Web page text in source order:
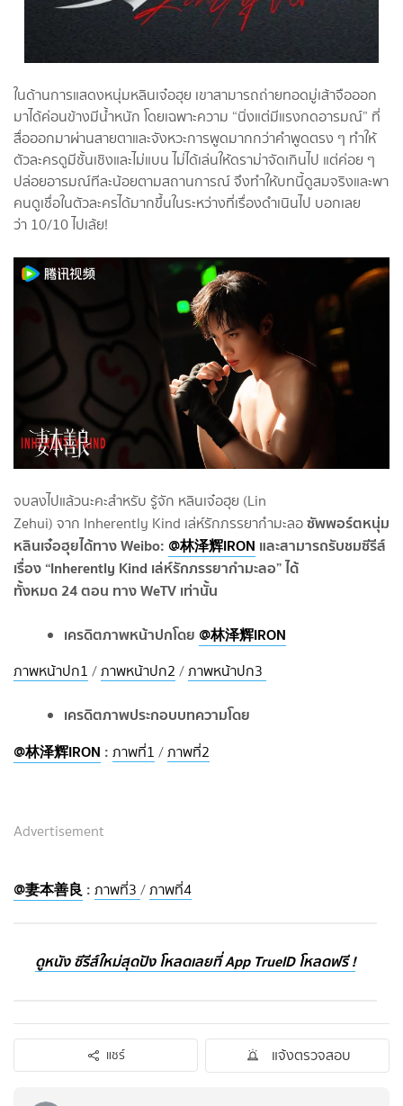
ในด้านการแสดงหนุ่มหลินเจ๋อฮุย เขาสามารถถ่ายทอดมู่เส้าจือออก
มาได้ค่อนข้างมีน้ำหนัก โดยเฉพาะความ “นิ่งแต่มีแรงกดอารมณ์” ที่
สื่อออกมาผ่านสายตาและจังหวะการพูดมากกว่าคำพูดตรง ๆ ทำให้
ตัวละครดูมีชั้นเชิงและไม่แบน ไม่ได้เล่นให้ดราม่าจัดเกินไป แต่ค่อย ๆ
ปล่อยอารมณ์ทีละน้อยตามสถานการณ์ จึงทำให้บทนี้ดูสมจริงและพา
คนดูเชื่อในตัวละครได้มากขึ้นในระหว่างที่เรื่องดำเนินไป บอกเลย
ว่า 10/10 ไปเล้ย!
จบลงไปแล้วนะคะสำหรับ รู้จัก หลินเจ๋อฮุย (Lin
Zehui) จาก Inherently Kind เล่ห์รักภรรยากำมะลอซัพพอร์ตหนุ่ม
หลินเจ๋อฮุยได้ทาง Weibo: @林泽辉IRON และสามารถรับชมซีรีส์
เรื่อง “Inherently Kind เล่ห์รักภรรยากำมะลอ” ได้
ทั้งหมด 24 ตอน ทาง WeTV เท่านั้น
เครดิตภาพหน้าปกโดย @林泽辉IRON
ภาพหน้าปก1 /ภาพหน้าปก2 /ภาพหน้าปก3
เครดิตภาพประกอบบทความโดย
@林泽辉IRON : ภาพที่1 /ภาพที่2
Advertisement
@妻本善良: ภาพที่3 /ภาพที่4
ดูหนัง ซีรีส์ใหม่สุดปัง โหลดเลยที่ App TrueID โหลดฟรี !
แชร์ แจ้งตรวจสอบ